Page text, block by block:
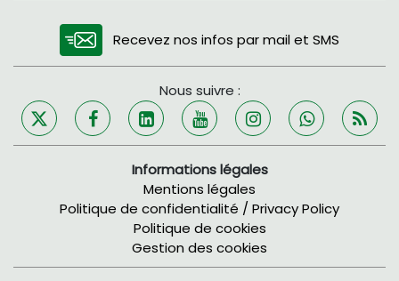
Recevez nos infos par mail et SMS
Nous suivre :
Informations légales
Mentions légales
Politique de confidentialité / Privacy Policy
Politique de cookies
Gestion des cookies